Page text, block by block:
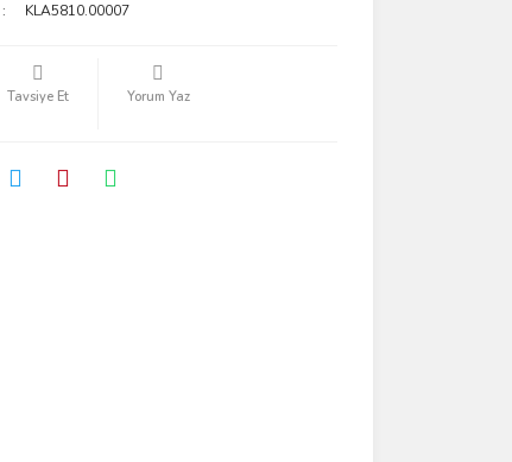
KLA5810.00007
Tavsiye Et Yorum Yaz